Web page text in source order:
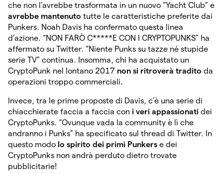
che non l’avrebbe trasformata in un nuovo “Yacht Club” e
avrebbe mantenuto tutte le caratteristiche preferite dai
Punkers. Noah Davis ha confermato questa linea
d’azione. “NON FARÒ C*****E CON I CRYPTOPUNKS” ha
affermato su Twitter. “Niente Punks su tazze né stupide
serie TV” continua. Insomma, chi ha acquistato un
CryptoPunk nel lontano 2017 non si ritroverà tradito da
operazioni troppo commerciali.
Invece, tra le prime proposte di Davis, c’è una serie di
chiacchierate faccia a faccia con i veri appassionati dei
CryptoPunks. “Ovunque vada la community è lì che
andranno i Punks” ha specificato sul thread di Twitter. In
questo modo lo spirito dei primi Punkers e dei
CryptoPunks non andrà perduto dietro trovate
pubblicitarie!